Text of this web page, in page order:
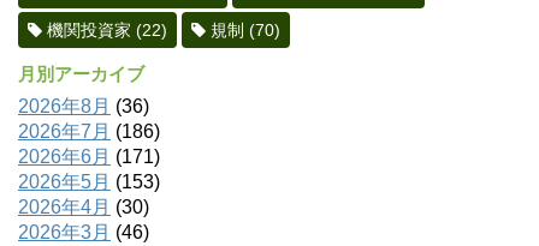
機関投資家 (22) 規制 (70)
月別アーカイブ
2026年8月 (36)
2026年7月 (186)
2026年6月 (171)
2026年5月 (153)
2026年4月 (30)
2026年3月 (46)